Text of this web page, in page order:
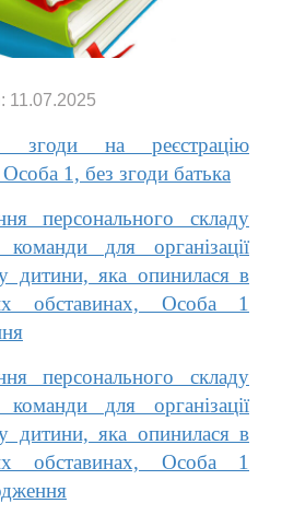
11.07.2025
згоди на реєстрацію
1, без згоди батька
персонального складу
команди для організації
дитини, яка опинилася в
обставинах, Особа 1
персонального складу
команди для організації
дитини, яка опинилася в
обставинах, Особа 1